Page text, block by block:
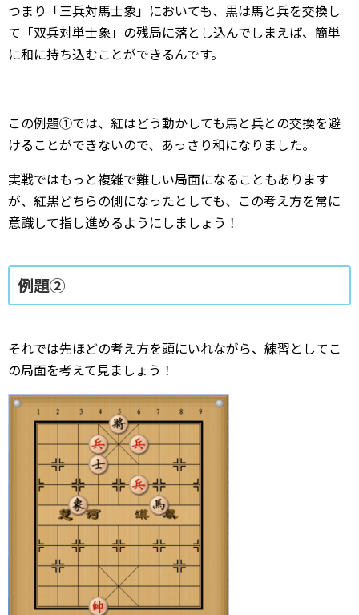
つまり「三兵対馬士象」においても、黒は馬と兵を交換し
て「双兵対単士象」の残局に落とし込んでしまえば、簡単
に和に持ち込むことができるんです。
この例題①では、紅はどう動かしても馬と兵との交換を避
けることができないので、あっさり和になりました。
実戦ではもっと複雑で難しい局面になることもあります
が、紅黒どちらの側になったとしても、この考え方を常に
意識して指し進めるようにしましょう！
例題②
それでは先ほどの考え方を頭にいれながら、練習としてこ
の局面を考えて見ましょう！